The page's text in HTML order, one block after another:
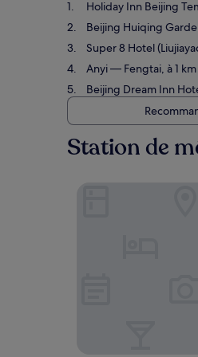
Holiday Inn Beijing
Beijing Huiqing
Super 8 Hotel
Anyi— Fengtai, à 1
Beijing Dream Inn
Station de